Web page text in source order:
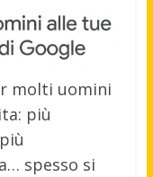
molti uomini
più
spesso si